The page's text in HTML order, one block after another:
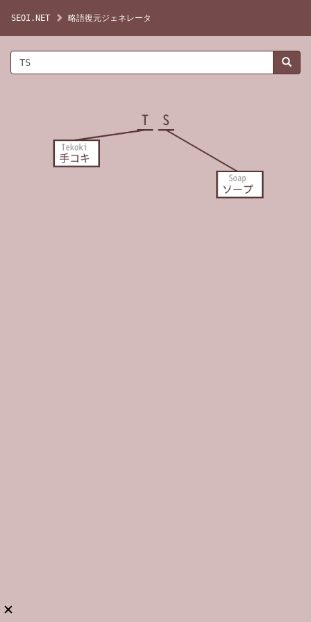
SEOI.NET 略語復元ジェネレータ